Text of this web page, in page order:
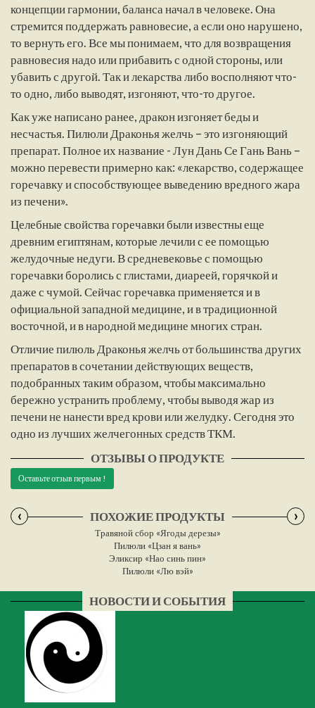
концепции гармонии, баланса начал в человеке. Она
стремится поддержать равновесие, а если оно нарушено,
то вернуть его. Все мы понимаем, что для возвращения
равновесия надо или прибавить с одной стороны, или
убавить с другой. Так и лекарства либо восполняют что-
то одно, либо выводят, изгоняют, что-то другое.
Как уже написано ранее, дракон изгоняет беды и
несчастья. Пилюли Драконья желчь – это изгоняющий
препарат. Полное их название - Лун Дань Се Гань Вань –
можно перевести примерно как: «лекарство, содержащее
горечавку и способствующее выведению вредного жара
из печени».
Целебные свойства горечавки были известны еще
древним египтянам, которые лечили с ее помощью
желудочные недуги. В средневековье с помощью
горечавки боролись с глистами, диареей, горячкой и
даже с чумой. Сейчас горечавка применяется и в
официальной западной медицине, и в традиционной
восточной, и в народной медицине многих стран.
Отличие пилюль Драконья желчь от большинства других
препаратов в сочетании действующих веществ,
подобранных таким образом, чтобы максимально
бережно устранить проблему, чтобы выводя жар из
печени не нанести вред крови или желудку. Сегодня это
одно из лучших желчегонных средств ТКМ.
ОТЗЫВЫ О ПРОДУКТЕ
Оставьте отзыв первым !
ПОХОЖИЕ ПРОДУКТЫ
‹ ›
Травяной сбор «Ягоды дерезы»
Пилюли «Цзан я вань»
Эликсир «Нао синь пин»
Пилюли «Лю вэй»
НОВОСТИ И СОБЫТИЯ